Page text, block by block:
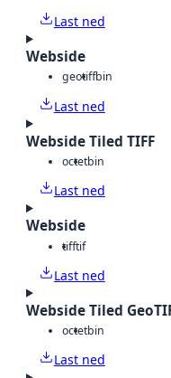
Last ned
Webside
geotiffbin
Last ned
Webside Tiled TIFF
octetbin
Last ned
Webside
tifftif
Last ned
Webside Tiled
octetbin
Last ned